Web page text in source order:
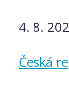
4. 8.
Česká